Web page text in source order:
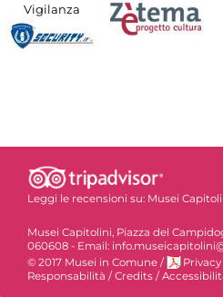
Vigilanza
Leggi le recensioni su: Musei
Musei Capitolini, Piazza del
060608 - Email:
© 2017 Musei in Comune / Privacy
Responsabilità /Credits /